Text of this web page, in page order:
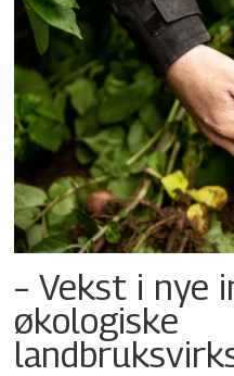
– Vekst i nye
økologiske